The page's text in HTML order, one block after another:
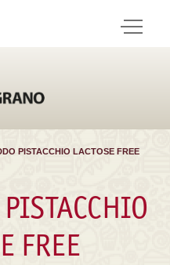
PISTACCHIO LACTOSE FREE
FREE